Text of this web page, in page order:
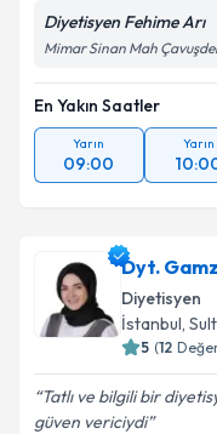
Diyetisyen Fehime Arı
Mimar Sinan Mah
En Yakın Saatler
Yarın
09:00
Yarın
Dyt.
Diyetisyen
İstanbul,
5 (12
Tatlı ve bilgili bir
güven vericiydi